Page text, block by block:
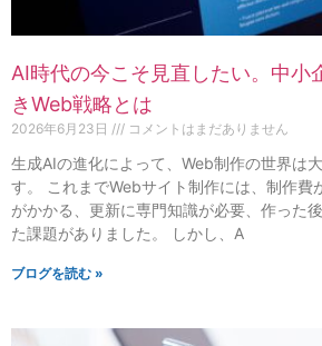
AI時代の今こそ見直したい。中小
きWeb戦略とは
2026年6月23日 コメントはまだありません
生成AIの進化によって、Web制作の世界は
す。 これまでWebサイト制作には、制作費
がかかる、更新に専門知識が必要、作った
た課題がありました。 しかし、A
ブログを読む »